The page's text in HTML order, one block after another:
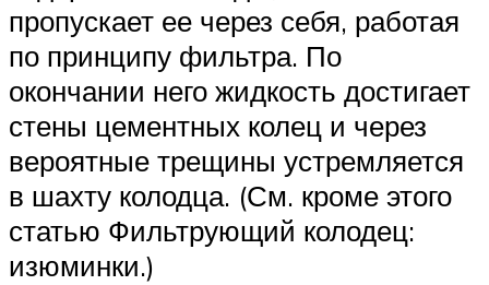
пропускает ее через себя, работая
по принципу фильтра. По
окончании него жидкость достигает
стены цементных колец и через
вероятные трещины устремляется
в шахту колодца. (См. кроме этого
статью Фильтрующий колодец:
изюминки.)